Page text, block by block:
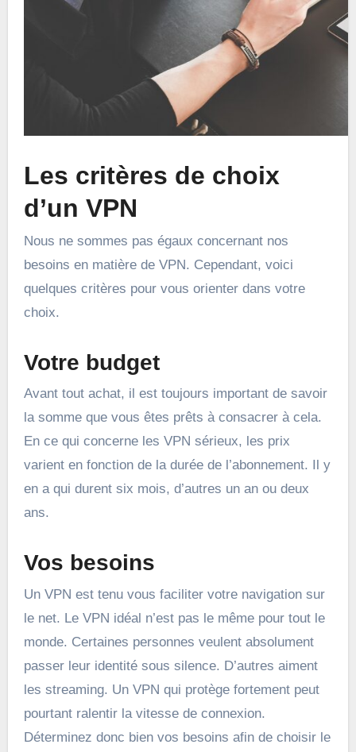
Les critères de choix
d’un VPN
Nous ne sommes pas égaux concernant nos
besoins en matière de VPN. Cependant, voici
quelques critères pour vous orienter dans votre
choix.
Votre budget
Avant tout achat, il est toujours important de savoir
la somme que vous êtes prêts à consacrer à cela.
En ce qui concerne les VPN sérieux, les prix
varient en fonction de la durée de l’abonnement. Il y
en a qui durent six mois, d’autres un an ou deux
ans.
Vos besoins
Un VPN est tenu vous faciliter votre navigation sur
le net. Le VPN idéal n’est pas le même pour tout le
monde. Certaines personnes veulent absolument
passer leur identité sous silence. D’autres aiment
les streaming. Un VPN qui protège fortement peut
pourtant ralentir la vitesse de connexion.
Déterminez donc bien vos besoins afin de choisir le